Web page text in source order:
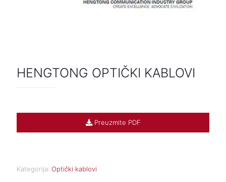
HENGTONG OPTIČKI KABLOVI
Preuzmite PDF
Kategorija: Optički kablovi